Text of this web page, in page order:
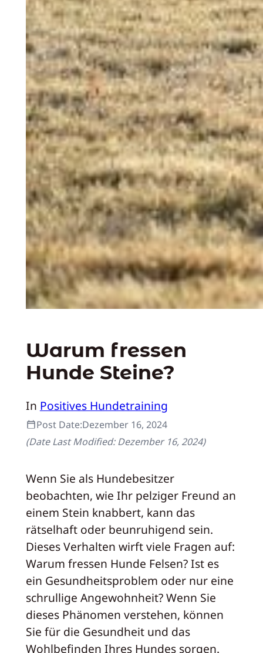
Warum fressen
Hunde Steine?
In Positives Hundetraining
Post Date:Dezember 16, 2024
(Date Last Modified:Dezember 16, 2024)
Wenn Sie als Hundebesitzer
beobachten, wie Ihr pelziger Freund an
einem Stein knabbert, kann das
rätselhaft oder beunruhigend sein.
Dieses Verhalten wirft viele Fragen auf:
Warum fressen Hunde Felsen? Ist es
ein Gesundheitsproblem oder nur eine
schrullige Angewohnheit? Wenn Sie
dieses Phänomen verstehen, können
Sie für die Gesundheit und das
Wohlbefinden Ihres Hundes sorgen.